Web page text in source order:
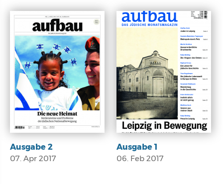
Ausgabe 2
07. Apr 2017
Ausgabe 1
06. Feb 2017